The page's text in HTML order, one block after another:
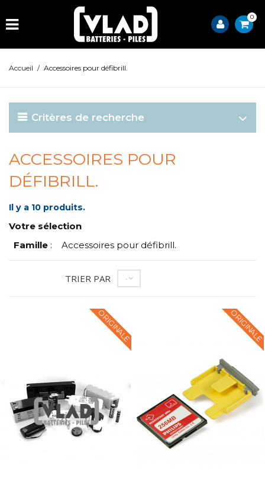
0
Accueil / Accessoires pour défibrill.
Critères de recherche
ACCESSOIRES POUR
DÉFIBRILL.
Il y a 10 produits.
Votre sélection
Famille : Accessoires pour défibrill.
TRIER PAR --
ORIGINALE ORIGINALE